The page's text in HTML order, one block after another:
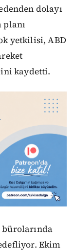
dolayı
yetkilisi, ABD
kaydetti.
Ekim